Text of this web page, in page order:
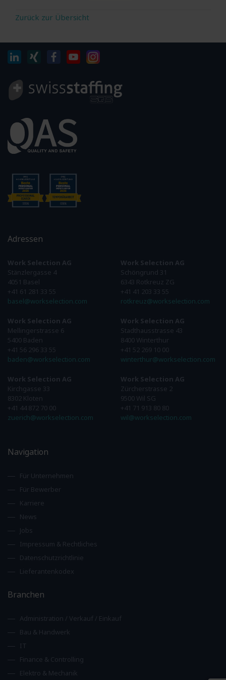
Zurück zur Übersicht
Adressen
Work Selection AG
Stänzlergasse 4
4051 Basel
+41 61 281 33 55
basel@workselection.com
Work Selection AG
Mellingerstrasse 6
5400 Baden
+41 56 296 33 55
baden@workselection.com
Work Selection AG
Kirchgasse 33
8302 Kloten
+41 44 872 70 00
zuerich@workselection.com
Work Selection AG
Schöngrund 31
6343 Rotkreuz ZG
+41 41 203 33 55
rotkreuz@workselection.com
Work Selection AG
Stadthausstrasse 43
8400 Winterthur
+41 52 269 10 00
winterthur@workselection.com
Work Selection AG
Zürcherstrasse 2
9500 Wil SG
+41 71 913 80 80
wil@workselection.com
Navigation
Für Unternehmen
Für Bewerber
Karriere
News
Jobs
Impressum & Rechtliches
Datenschutzrichtlinie
Lieferantenkodex
Branchen
Administration / Verkauf / Einkauf
Bau & Handwerk
IT
Finance & Controlling
Elektro & Mechanik